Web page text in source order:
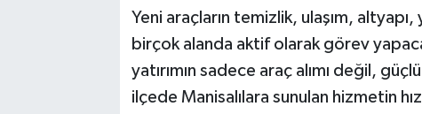
Yeni araçların temizlik, ulaşım,
birçok alanda aktif olarak görev
yatırımın sadece araç alımı değil,
ilçede Manisalılara sunulan hizmetin